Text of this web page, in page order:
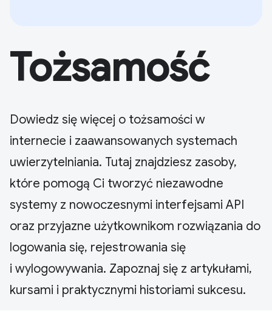
Tożsamość
Dowiedz się więcej o tożsamości w
internecie i zaawansowanych systemach
uwierzytelniania. Tutaj znajdziesz zasoby,
które pomogą Ci tworzyć niezawodne
systemy z nowoczesnymi interfejsami API
oraz przyjazne użytkownikom rozwiązania do
logowania się, rejestrowania się
i wylogowywania. Zapoznaj się z artykułami,
kursami i praktycznymi historiami sukcesu.